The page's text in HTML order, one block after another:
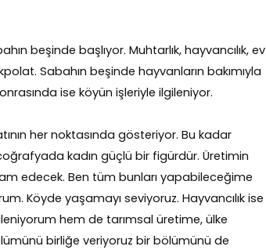
beşinde başlıyor. Muhtarlık, hayvancılık, ev
Sabahın beşinde hayvanların bakımıyla
ise köyün işleriyle ilgileniyor.
her noktasında gösteriyor. Bu kadar
kadın güçlü bir figürdür. Üretimin
edecek. Ben tüm bunları yapabileceğime
Köyde yaşamayı seviyoruz. Hayvancılık ise
hem de tarımsal üretime, ülke
birliğe veriyoruz bir bölümünü de